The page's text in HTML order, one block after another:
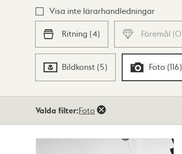
Visa inte lärarhandledningar
Ritning (4) Föremål (0
Bildkonst (5) Foto (116)
träffarValda filter:Foto